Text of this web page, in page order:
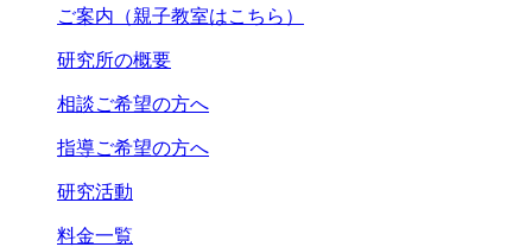
ご案内（親子教室はこちら）
研究所の概要
相談ご希望の方へ
指導ご希望の方へ
研究活動
料金一覧